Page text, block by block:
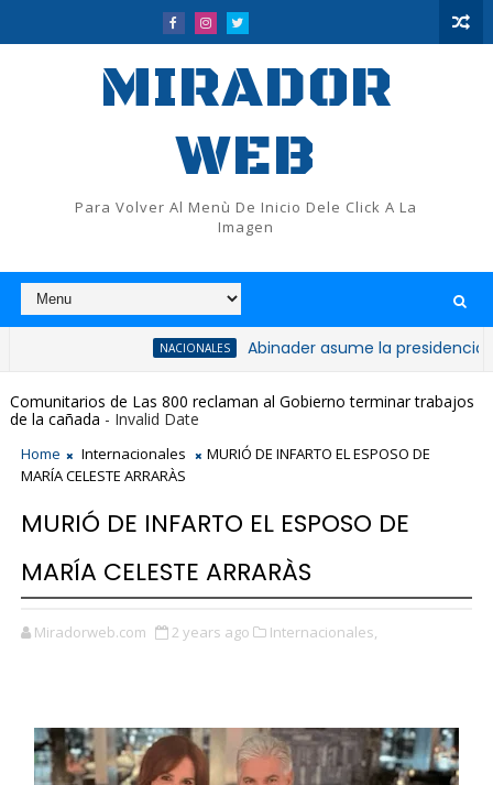
MIRADOR
WEB
Para Volver Al Menù De Inicio Dele Click A La
Imagen
Abinader asume la presidencia del PRM
Comunitarios de Las 800 reclaman al Gobierno terminar trabajos
de la cañada - Invalid Date
Home Internacionales
MURIÓ DE INFARTO EL ESPOSO DE
MARÍA CELESTE ARRARÀS
MURIÓ DE INFARTO EL ESPOSO DE
MARÍA CELESTE ARRARÀS
Miradorweb.com 2 years ago Internacionales,